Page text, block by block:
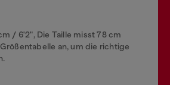
/ 6'2", Die Taille misst 78 cm
an, um die richtige